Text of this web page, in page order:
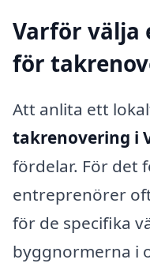
Varför välja
för
Att anlita ett
takrenovering i
fördelar. För det
entreprenörer
för de specifika
byggnormerna i